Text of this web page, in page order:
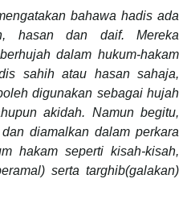
bahawa hadis ada
hasan dan daif. Mereka
dalam hukum-hakam
sahih atau hasan sahaja,
digunakan sebagai hujah
akidah. Namun begitu,
diamalkan dalam perkara
hakam seperti kisah-kisah,
serta targhib(galakan)